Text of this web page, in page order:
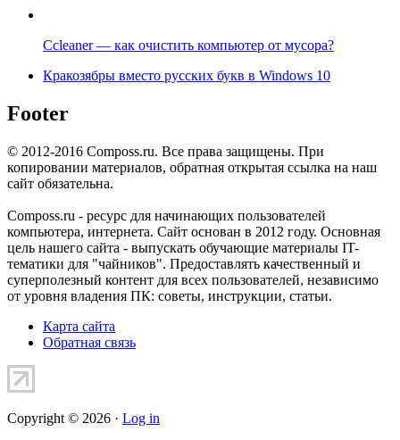
Ccleaner — как очистить компьютер от мусора?
Кракозябры вместо русских букв в Windows 10
Footer
© 2012-2016 Composs.ru. Все права защищены. При
копировании материалов, обратная открытая ссылка на наш
сайт обязательна.
Composs.ru - ресурс для начинающих пользователей
компьютера, интернета. Сайт основан в 2012 году. Основная
цель нашего сайта - выпускать обучающие материалы IT-
тематики для "чайников". Предоставлять качественный и
суперполезный контент для всех пользователей, независимо
от уровня владения ПК: советы, инструкции, статьи.
Карта сайта
Обратная связь
Copyright © 2026 · Log in